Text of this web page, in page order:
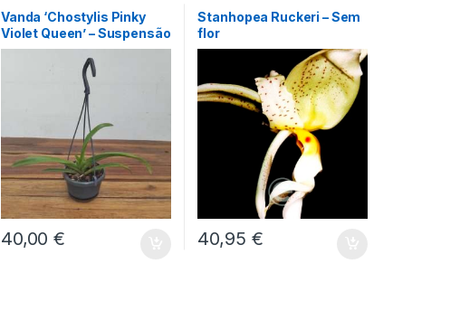
Vanda ‘Chostylis Pinky
Violet Queen’ – Suspensão
40,00€
Stanhopea Ruckeri – Sem
flor
40,95 €